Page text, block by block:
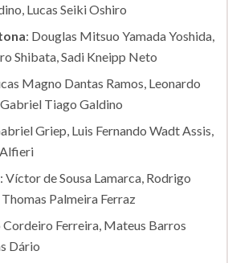
Lucas Seiki Oshiro
: Douglas Mitsuo Yamada Yoshida,
Shibata, Sadi Kneipp Neto
Magno Dantas Ramos, Leonardo
Tiago Galdino
Griep, Luis Fernando Wadt Assis,
: Víctor de Sousa Lamarca, Rodrigo
Palmeira Ferraz
Cordeiro Ferreira, Mateus Barros
Dário